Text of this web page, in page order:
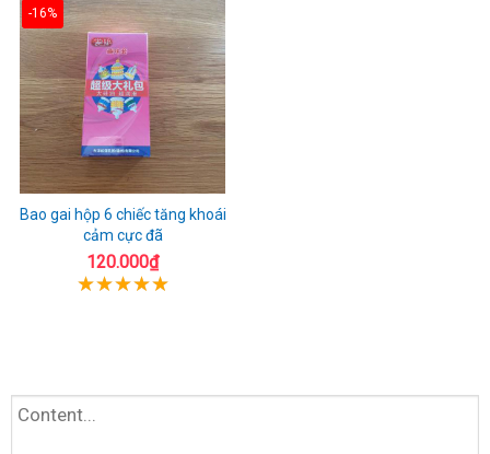
-16%
Bao gai hộp 6 chiếc tăng khoái
cảm cực đã
120.000₫